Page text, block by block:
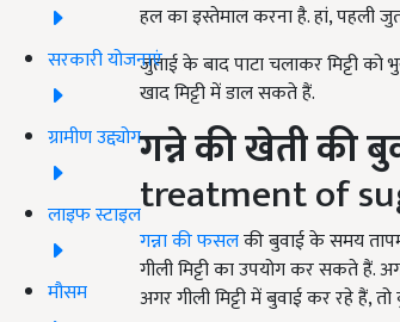
सरकारी योजनाएं
ग्रामीण उद्द्योग
लाइफ स्टाइल
मौसम
हल का इस्तेमाल करना है. हां, पहली
जुताई के बाद पाटा चलाकर मिट्टी
खाद मिट्टी में डाल सकते हैं.
गन्ने की खेती की
treatment of
गन्ना की फसलकी बुवाई के समय
गीली मिट्टी का उपयोग कर सकते हैं.
अगर गीली मिट्टी में बुवाई कर रहे हैं,